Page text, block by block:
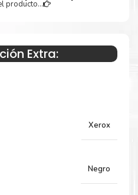
producto...
Extra:
Xerox
Negro